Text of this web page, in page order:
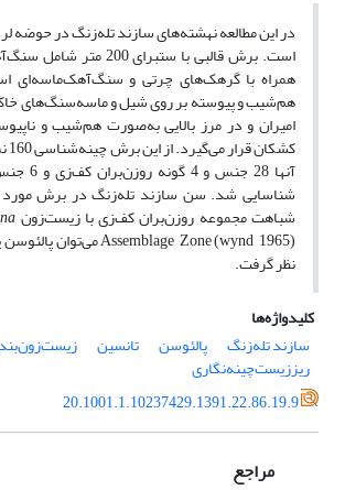
در این مطالعه نهشته‌های سازند تله‌زنگ در حوضه
است. برش قالبی با ستبرای
همراه با گرهک‌های چرتی و
هم‌شیب و پیوسته بر روی شیل و ماسه‌سنگ‌های
امیران و در مرز بالایی به‌صورت هم‌شیب و
شناسایی شد. سن سازند تله‌زنگ در برش مورد
شباهت مجموعه روزن‌بران کف‌زی با زیست‌زون
Assemblage Zone(wynd 1965) می‌توان
نظر گرفت.
کلیدواژه‌ها
سازند تله‌زنگ
پالئوسن تانسین
ریززیست‌چینه‌نگاری
20.1001.1.10237429.1391.22.86.19.9
مراجع